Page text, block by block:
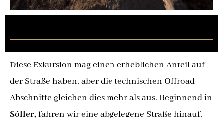
Diese Exkursion mag einen erheblichen Anteil auf
der Straße haben, aber die technischen Offroad-
Abschnitte gleichen dies mehr als aus. Beginnend in
Sóller, fahren wir eine abgelegene Straße hinauf,